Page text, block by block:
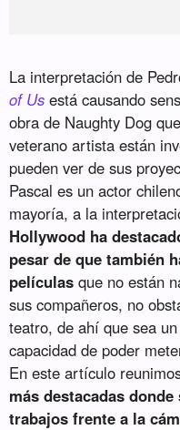
La interpretación de
of Us está causando
obra de Naughty Dog
veterano artista están
pueden ver de sus
Pascal es un actor
mayoría, a la
Hollywood ha
pesar de que también
películas que no están
sus compañeros, no
teatro, de ahí que sea
capacidad de poder
En este artículo
más destacadas
trabajos frente a la